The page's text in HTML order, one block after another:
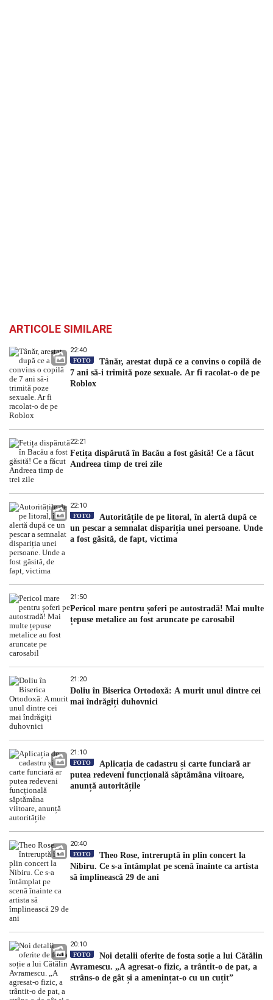
ARTICOLE SIMILARE
22:40
FOTO
Tânăr, arestat după ce a convins o copilă de
7 ani să-i trimită poze sexuale. Ar fi racolat-o de pe
Roblox
22:21
Fetița dispărută în Bacău a fost găsită! Ce a făcut
Andreea timp de trei zile
22:10
FOTO
Autoritățile de pe litoral, în alertă după ce
un pescar a semnalat dispariția unei persoane. Unde
a fost găsită, de fapt, victima
21:50
Pericol mare pentru șoferi pe autostradă! Mai multe
țepuse metalice au fost aruncate pe carosabil
21:20
Doliu în Biserica Ortodoxă: A murit unul dintre cei
mai îndrăgiți duhovnici
21:10
FOTO
Aplicația de cadastru și carte funciară ar
putea redeveni funcțională săptămâna viitoare,
anunță autoritățile
20:40
FOTO
Theo Rose, întreruptă în plin concert la
Nibiru. Ce s-a întâmplat pe scenă înainte ca artista
să împlinească 29 de ani
20:10
FOTO
Noi detalii oferite de fosta soție a lui Cătălin
Avramescu. „A agresat-o fizic, a trântit-o de pat, a
strâns-o de gât și a amenințat-o cu un cuțit”